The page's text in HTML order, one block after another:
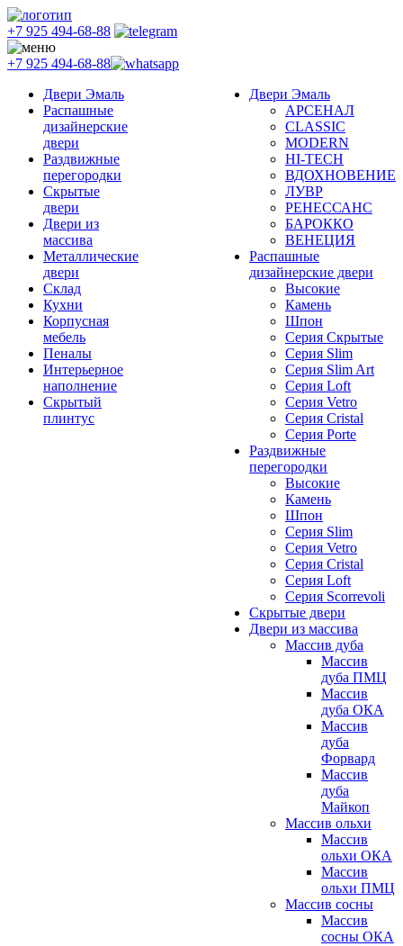
+7 925 494-68-88
+7 925 494-68-88
Двери Эмаль
Распашные
дизайнерские
двери
Раздвижные
перегородки
Скрытые
двери
Двери из
массива
Металлические
двери
Склад
Кухни
Корпусная
мебель
Пеналы
Интерьерное
наполнение
Скрытый
плинтус
Двери Эмаль
АРСЕНАЛ
CLASSIC
MODERN
HI-TECH
ВДОХНОВЕНИЕ
ЛУВР
РЕНЕССАНС
БАРОККО
ВЕНЕЦИЯ
Распашные
дизайнерские двери
Высокие
Камень
Шпон
Серия Скрытые
Серия Slim
Серия Slim Art
Серия Loft
Серия Vetro
Серия Cristal
Серия Porte
Раздвижные
перегородки
Высокие
Камень
Шпон
Серия Slim
Серия Vetro
Серия Cristal
Серия Loft
Серия Scorrevoli
Скрытые двери
Двери из массива
Массив дуба
Массив
дуба ПМЦ
Массив
дуба ОКА
Массив
дуба
Форвард
Массив
дуба
Майкоп
Массив ольхи
Массив
ольхи ОКА
Массив
ольхи ПМЦ
Массив сосны
Массив
сосны ОКА